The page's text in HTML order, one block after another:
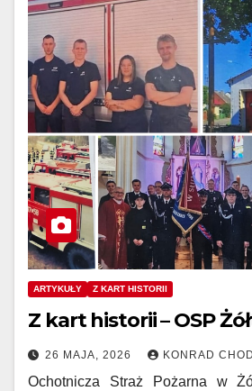
ARTYKUŁY Z KART HISTORII
Z kart historii – OSP
26 MAJA, 2026 KONRAD
Ochotnicza Straż Pożarna w